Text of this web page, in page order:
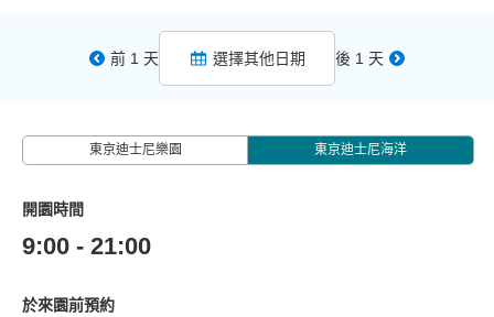
前 1 天 選擇其他日期 後 1 天
東京迪士尼樂園 東京迪士尼海洋
開園時間
9:00 - 21:00
於來園前預約